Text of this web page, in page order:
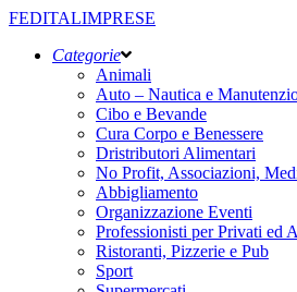
FEDITALIMPRESE
Categorie
Animali
Auto – Nautica e
Cibo e Bevande
Cura Corpo e Benessere
Dristributori Alimentari
No Profit, Associazioni,
Abbigliamento
Organizzazione Eventi
Professionisti per Privati ed
Ristoranti, Pizzerie e Pub
Sport